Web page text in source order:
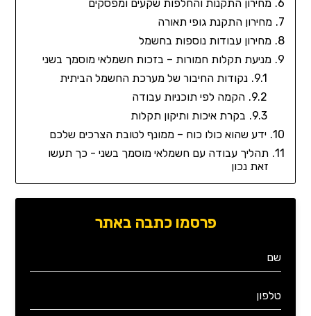
מחירון התקנות והחלפות שקעים ומפסקים
מחירון התקנת גופי תאורה
מחירון עבודות נוספות בחשמל
מניעת תקלות חמורות – בזכות חשמלאי מוסמך בשני
נקודות החיבור של מערכת החשמל הביתית
הקמה לפי תוכניות עבודה
בקרת איכות ותיקון תקלות
ידע שהוא כולו כוח – ממונף לטובת הצרכים שלכם
תהליך עבודה עם חשמלאי מוסמך בשני - כך תעשו
זאת נכון
פרסמו כתבה באתר